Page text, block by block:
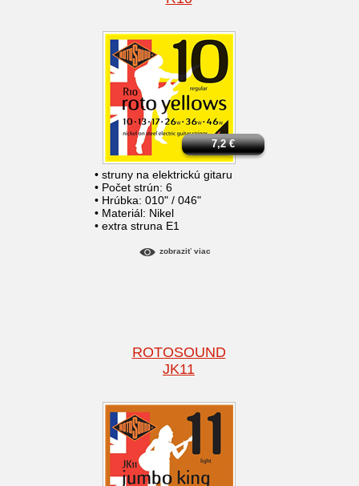
• struny na elektrickú gitaru
• Počet strún: 6
• Hrúbka: 010" / 046"
• Materiál: Nikel
• extra struna E1
7,2€
zobraziť viac
ROTOSOUND
JK11